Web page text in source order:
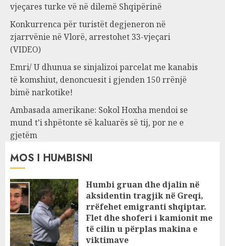
vjeçares turke vë në dilemë Shqipërinë
Konkurrenca për turistët degjeneron në
zjarrvënie në Vlorë, arrestohet 33-vjeçari
(VIDEO)
Emri/ U dhunua se sinjalizoi parcelat me kanabis
të komshiut, denoncuesit i gjenden 150 rrënjë
bimë narkotike!
Ambasada amerikane: Sokol Hoxha mendoi se
mund t’i shpëtonte së kaluarës së tij, por ne e
gjetëm
MOS I HUMBISNI
Humbi gruan dhe djalin në
aksidentin tragjik në Greqi,
rrëfehet emigranti shqiptar.
Flet dhe shoferi i kamionit me
të cilin u përplas makina e
viktimave